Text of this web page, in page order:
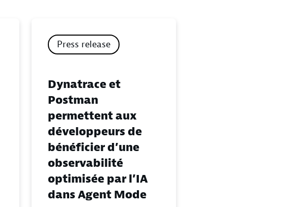
Press release
Dynatrace et
Postman
permettent aux
développeurs de
bénéficier d’une
observabilité
optimisée par l’IA
dans Agent Mode